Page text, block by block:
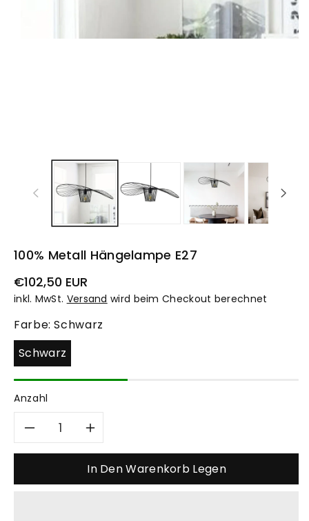
100% Metall Hängelampe E27
Normaler
Preis
€102,50 EUR
inkl. MwSt. Versand wird beim Checkout berechnet
Farbe:Schwarz
Schwarz
Anzahl
VerringereErhöhe
die
In Den Warenkorb Legen